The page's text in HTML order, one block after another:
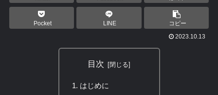
Pocket LINE
コピー
2023.10.13
目次
はじめに